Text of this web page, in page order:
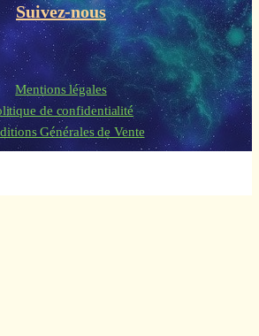
Suivez-nous
Mentions légales
de confidentialité
Générales de Vente